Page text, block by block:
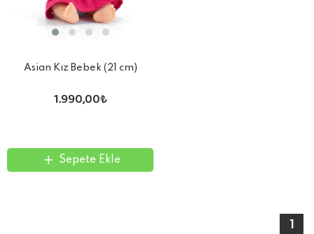
Asian Kız Bebek (21 cm)
1.990,00₺
Sepete Ekle